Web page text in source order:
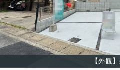
【外観